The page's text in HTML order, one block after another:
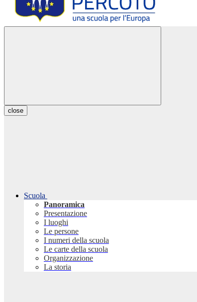
close
Scuola
Panoramica
Presentazione
I luoghi
Le persone
I numeri della scuola
Le carte della scuola
Organizzazione
La storia